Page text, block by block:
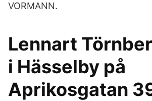
VORMANN.
Lennart
i Hässelby på
Aprikosgatan